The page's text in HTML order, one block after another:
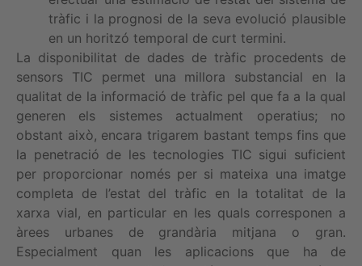
tràfic i la prognosi de la seva evolució plausible
en un horitzó temporal de curt termini.
La disponibilitat de dades de tràfic procedents de
sensors TIC permet una millora substancial en la
qualitat de la informació de tràfic pel que fa a la qual
generen els sistemes actualment operatius; no
obstant això, encara trigarem bastant temps fins que
la penetració de les tecnologies TIC sigui suficient
per proporcionar només per si mateixa una imatge
completa de l’estat del tràfic en la totalitat de la
xarxa vial, en particular en les quals corresponen a
àrees urbanes de grandària mitjana o gran.
Especialment quan les aplicacions que ha de